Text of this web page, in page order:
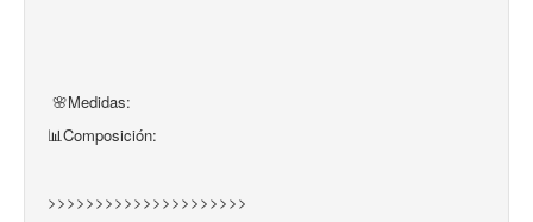
🌸Medidas:
📊Composición:
>>>>>>>>>>>>>>>>>>>>>